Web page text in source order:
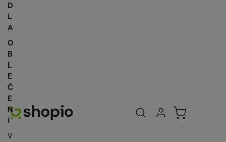
Uživatelská
Přihlásit se
Košík
D
L
A
O
B
L
E
Č
E
N
Í
V